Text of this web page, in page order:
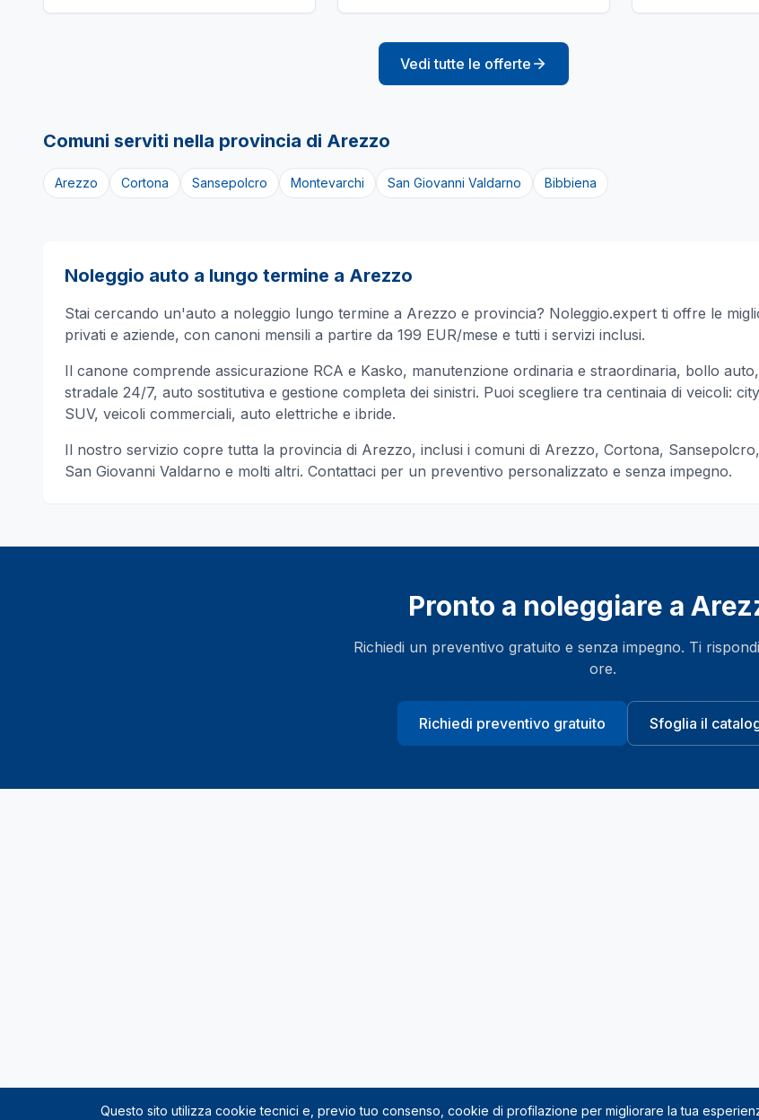
Vedi tutte le offerte
Comuni serviti nella provincia di Arezzo
Arezzo Cortona Sansepolcro Montevarchi San Giovanni Valdarno Bibbiena
Noleggio auto a lungo termine a Arezzo
Stai cercando un'auto a noleggio lungo termine a Arezzo e provincia? Noleggio.expert ti offre le
privati e aziende, con canoni mensili a partire da 199 EUR/mese e tutti i servizi inclusi.
Il canone comprende assicurazione RCA e Kasko, manutenzione ordinaria e straordinaria, bollo
stradale 24/7, auto sostitutiva e gestione completa dei sinistri. Puoi scegliere tra centinaia di veicoli:
SUV, veicoli commerciali, auto elettriche e ibride.
Il nostro servizio copre tutta la provincia di Arezzo, inclusi i comuni di Arezzo, Cortona,
San Giovanni Valdarno e molti altri. Contattaci per un preventivo personalizzato e senza impegno.
Pronto a noleggiare a
Richiedi un preventivo gratuito e senza impegno. Ti
ore.
Richiedi preventivo gratuito Sfoglia il
Questo sito utilizza cookie tecnici e, previo tuo consenso, cookie di profilazione per migliorare la tua